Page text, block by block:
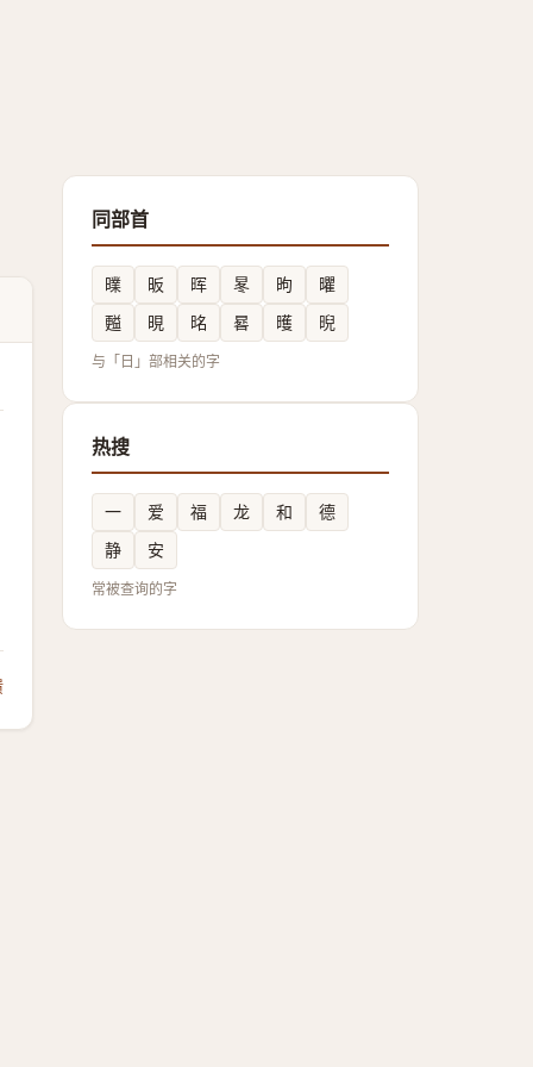
同部首
曗 昄 晖 㫡 昫
㬬
㬲
晛 㫥 晷 㬦 晲
与「日」部相关的字
热搜
一 爱 福 龙 和
德
静
安
常被查询的字